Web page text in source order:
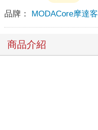
品牌： MODACore摩達客
商品介紹